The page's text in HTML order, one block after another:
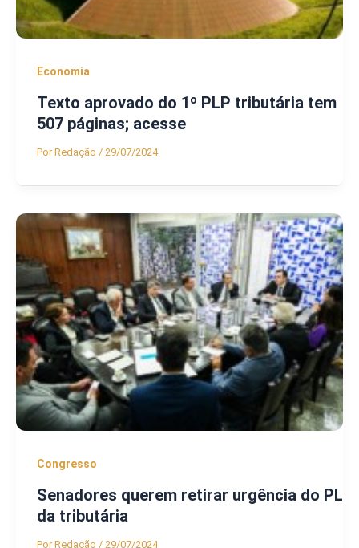
Economia
Texto aprovado do 1º PLP tributária tem
507 páginas; acesse
PorRedação / 29/07/2024
Congresso
Senadores querem retirar urgência do PL
da tributária
PorRedação / 29/07/2024